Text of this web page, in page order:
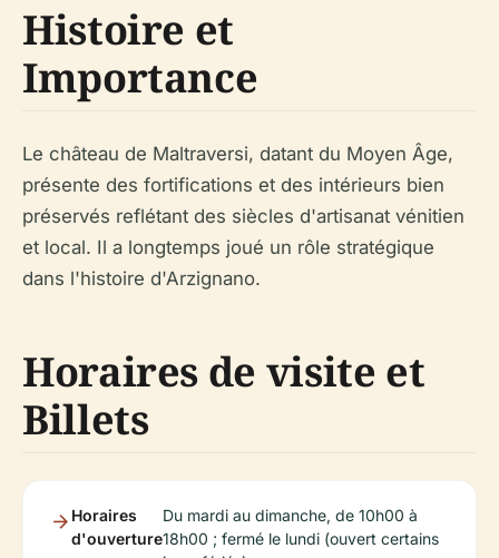
Histoire et
Importance
Le château de Maltraversi, datant du Moyen Âge,
présente des fortifications et des intérieurs bien
préservés reflétant des siècles d'artisanat vénitien
et local. Il a longtemps joué un rôle stratégique
dans l'histoire d'Arzignano.
Horaires de visite et
Billets
Horaires
d'ouverture
Du mardi au dimanche, de 10h00 à
18h00 ; fermé le lundi (ouvert certains